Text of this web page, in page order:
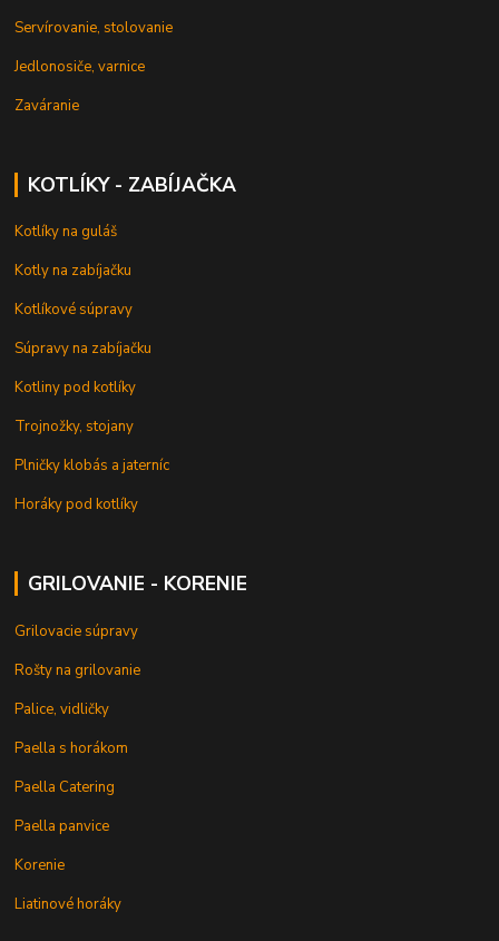
Servírovanie, stolovanie
Jedlonosiče, varnice
Zaváranie
KOTLÍKY - ZABÍJAČKA
Kotlíky na guláš
Kotly na zabíjačku
Kotlíkové súpravy
Súpravy na zabíjačku
Kotliny pod kotlíky
Trojnožky, stojany
Plničky klobás a jaterníc
Horáky pod kotlíky
GRILOVANIE - KORENIE
Grilovacie súpravy
Rošty na grilovanie
Palice, vidličky
Paella s horákom
Paella Catering
Paella panvice
Korenie
Liatinové horáky